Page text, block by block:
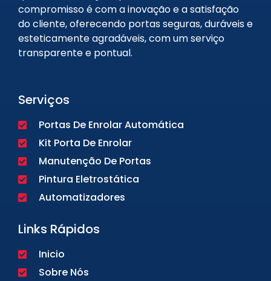
compromisso é com a inovação e a satisfação
do cliente, oferecendo portas seguras, duráveis e
esteticamente agradáveis, com um serviço
transparente e pontual.
Serviços
Portas De Enrolar Automática
Kit Porta De Enrolar
Manutenção De Portas
Pintura Eletrostática
Automatizadores
Links Rápidos
Inicio
Sobre Nós